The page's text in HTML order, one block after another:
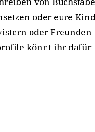
oder eure
oder Freunden
könnt ihr dafür